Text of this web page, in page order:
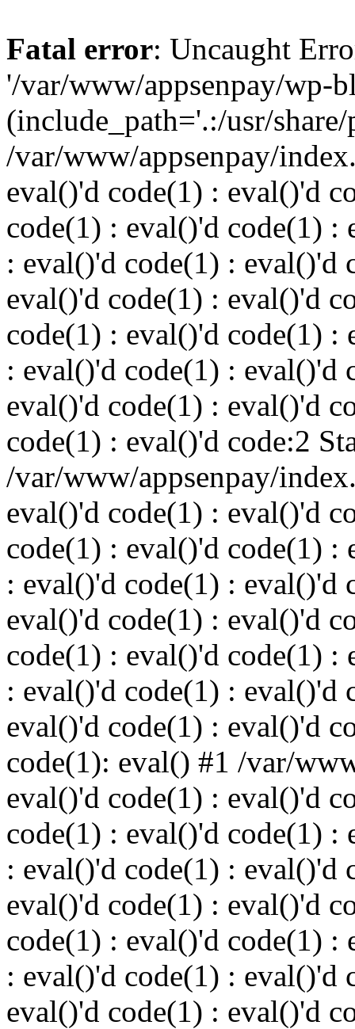
Fatal error: Uncaught
'/var/www/appsenpay/wp-
(include_path='.:/usr/
/var/www/appsenpay/
eval()'d code(1) : eval()'d
code(1) : eval()'d code(1) :
: eval()'d code(1) : eval()'d
eval()'d code(1) : eval()'d
code(1) : eval()'d code(1) :
: eval()'d code(1) : eval()'d
eval()'d code(1) : eval()'d
code(1) : eval()'d code:2
/var/www/appsenpay/
eval()'d code(1) : eval()'d
code(1) : eval()'d code(1) :
: eval()'d code(1) : eval()'d
eval()'d code(1) : eval()'d
code(1) : eval()'d code(1) :
: eval()'d code(1) : eval()'d
eval()'d code(1) : eval()'d
code(1): eval() #1 /var/
eval()'d code(1) : eval()'d
code(1) : eval()'d code(1) :
: eval()'d code(1) : eval()'d
eval()'d code(1) : eval()'d
code(1) : eval()'d code(1) :
: eval()'d code(1) : eval()'d
eval()'d code(1) : eval()'d